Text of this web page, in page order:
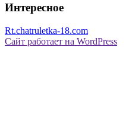
Интересное
Rt.chatruletka-18.com
Сайт работает на WordPress